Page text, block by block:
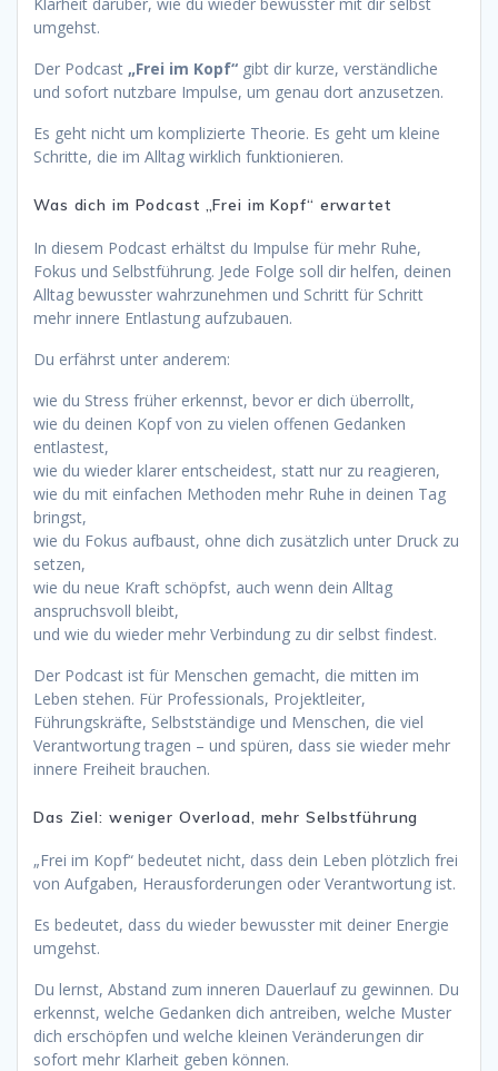
umgehst.
Der Podcast „Frei im Kopf“ gibt dir kurze, verständliche
und sofort nutzbare Impulse, um genau dort anzusetzen.
Es geht nicht um komplizierte Theorie. Es geht um kleine
Schritte, die im Alltag wirklich funktionieren.
Was dich im Podcast „Frei im Kopf“ erwartet
In diesem Podcast erhältst du Impulse für mehr Ruhe,
Fokus und Selbstführung. Jede Folge soll dir helfen, deinen
Alltag bewusster wahrzunehmen und Schritt für Schritt
mehr innere Entlastung aufzubauen.
Du erfährst unter anderem:
wie du Stress früher erkennst, bevor er dich überrollt,
wie du deinen Kopf von zu vielen offenen Gedanken
entlastest,
wie du wieder klarer entscheidest, statt nur zu reagieren,
wie du mit einfachen Methoden mehr Ruhe in deinen Tag
bringst,
wie du Fokus aufbaust, ohne dich zusätzlich unter Druck zu
setzen,
wie du neue Kraft schöpfst, auch wenn dein Alltag
anspruchsvoll bleibt,
und wie du wieder mehr Verbindung zu dir selbst findest.
Der Podcast ist für Menschen gemacht, die mitten im
Leben stehen. Für Professionals, Projektleiter,
Führungskräfte, Selbstständige und Menschen, die viel
Verantwortung tragen – und spüren, dass sie wieder mehr
innere Freiheit brauchen.
Das Ziel: weniger Overload, mehr Selbstführung
„Frei im Kopf“ bedeutet nicht, dass dein Leben plötzlich frei
von Aufgaben, Herausforderungen oder Verantwortung ist.
Es bedeutet, dass du wieder bewusster mit deiner Energie
umgehst.
Du lernst, Abstand zum inneren Dauerlauf zu gewinnen. Du
erkennst, welche Gedanken dich antreiben, welche Muster
dich erschöpfen und welche kleinen Veränderungen dir
sofort mehr Klarheit geben können.